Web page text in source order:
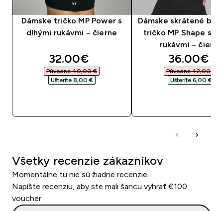
Dámske tričko MP Power s
dlhými rukávmi – čierne
discounted price
32.00€‎
Původne 40,00 €‎
Ušteríte 8,00 €‎
Dámske skrátené
tričko MP Shape s
rukávmi – čierne
36.00€‎
Původne 42,00 €‎
Ušteríte 6,00 €‎
Všetky recenzie zákazníkov
Momentálne tu nie sú žiadne recenzie.
Napíšte recenziu, aby ste mali šancu vyhrať €100
voucher.